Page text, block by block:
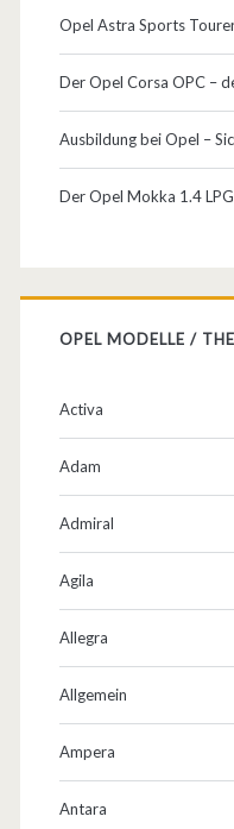
Opel Astra Sports
Der Opel Corsa OPC –
Ausbildung bei Opel –
Der Opel Mokka 1.4
OPEL MODELLE /
Activa
Adam
Admiral
Agila
Allegra
Allgemein
Ampera
Antara